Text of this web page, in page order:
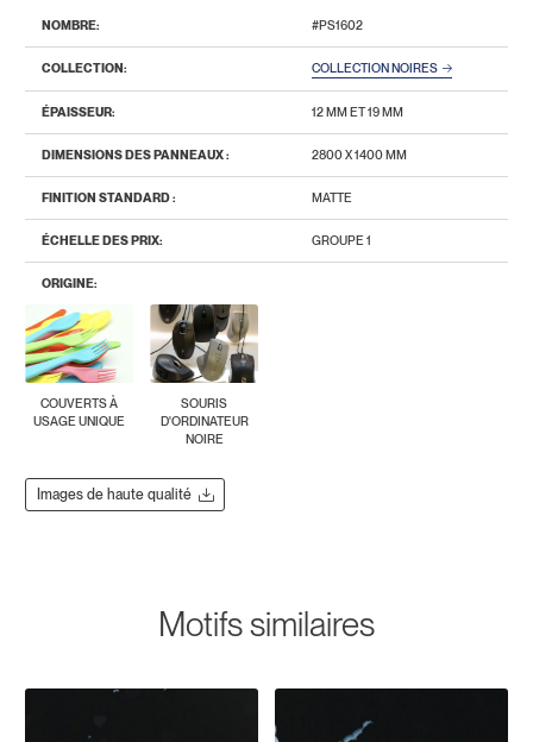
NOMBRE: #PS1602
COLLECTION: COLLECTION NOIRES
ÉPAISSEUR: 12 MM ET 19 MM
DIMENSIONS DES PANNEAUX : 2800 Х 1400 MM
FINITION STANDARD : MATTE
ÉCHELLE DES PRIX: GROUPE 1
ORIGINE:
COUVERTS À
USAGE UNIQUE
SOURIS
D'ORDINATEUR
NOIRE
Images de haute qualité
Motifs similaires